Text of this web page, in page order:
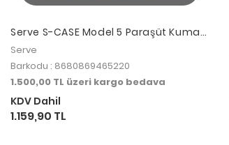
Serve S-CASE Model 5 Paraşüt Kumaş
Bej Çanta
Serve
Barkodu : 8680869465220
1.500,00 TL üzeri kargo bedava
KDV Dahil
1.159,90 TL